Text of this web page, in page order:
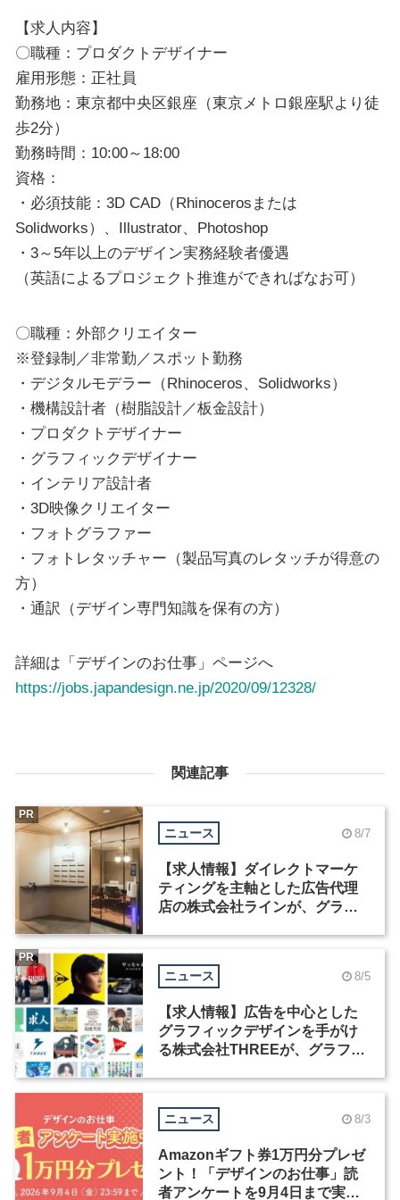
【求人内容】
〇職種：プロダクトデザイナー
雇用形態：正社員
勤務地：東京都中央区銀座（東京メトロ銀座駅より徒
歩2分）
勤務時間：10:00～18:00
資格：
・必須技能：3D CAD（Rhinocerosまたは
Solidworks）、Illustrator、Photoshop
・3～5年以上のデザイン実務経験者優遇
（英語によるプロジェクト推進ができればなお可）
〇職種：外部クリエイター
※登録制／非常勤／スポット勤務
・デジタルモデラー（Rhinoceros、Solidworks）
・機構設計者（樹脂設計／板金設計）
・プロダクトデザイナー
・グラフィックデザイナー
・インテリア設計者
・3D映像クリエイター
・フォトグラファー
・フォトレタッチャー（製品写真のレタッチが得意の
方）
・通訳（デザイン専門知識を保有の方）
詳細は「デザインのお仕事」ページへ
https://jobs.japandesign.ne.jp/2020/09/12328/
関連記事
ニュース 8/7
【求人情報】ダイレクトマーケ
ティングを主軸とした広告代理
店の株式会社ラインが、グラフ
PR
ニュース 8/5
【求人情報】広告を中心とした
グラフィックデザインを手がけ
る株式会社THREEが、グラフィ
PR
ニュース 8/3
Amazonギフト券1万円分プレゼ
ント！「デザインのお仕事」読
者アンケートを9月4日まで実施